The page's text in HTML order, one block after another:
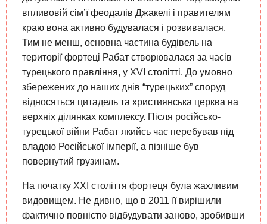
впливовій сім’ї феодалів Джакелі і правителям
краю вона активно будувалася і розвивалася.
Тим не менш, основна частина будівель на
території фортеці Рабат створювалася за часів
турецького правління, у XVI столітті. До умовно
збережених до наших днів “турецьких” споруд
відносяться цитадель та християнська церква на
верхніх ділянках комплексу. Після російсько-
турецької війни Рабат якийсь час перебував під
владою Російської імперії, а пізніше був
повернутий грузинам.
На початку XXI століття фортеця була жахливим
видовищем. Не дивно, що в 2011 її вирішили
фактично повністю відбудувати заново, зробивши